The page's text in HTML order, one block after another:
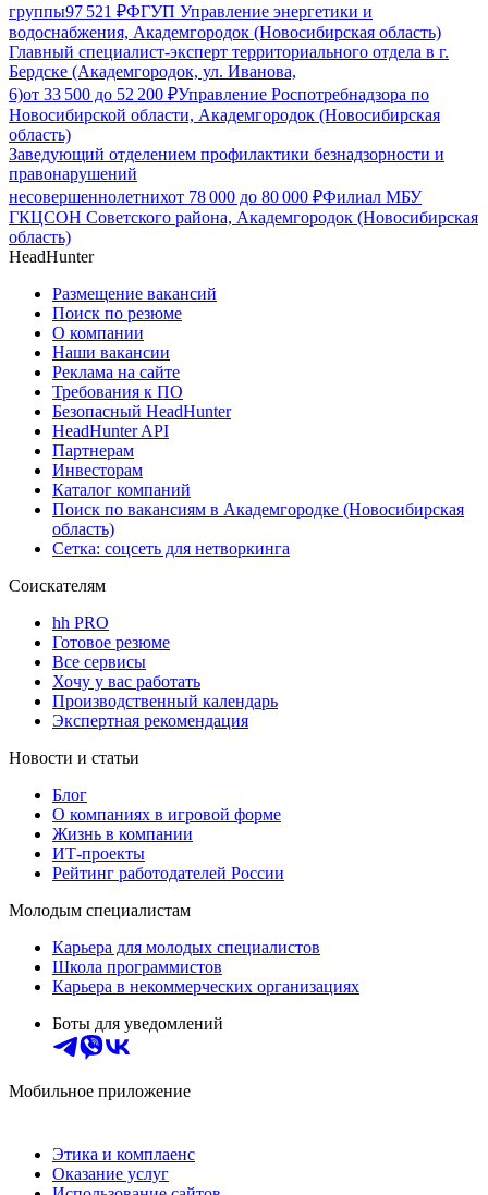
группы97 521 ₽ФГУП Управление энергетики и
водоснабжения, Академгородок (Новосибирская область)
Главный специалист-эксперт территориального отдела в г.
Бердске (Академгородок, ул. Иванова,
6)от 33 500 до 52 200 ₽Управление Роспотребнадзора по
Новосибирской области, Академгородок (Новосибирская
область)
Заведующий отделением профилактики безнадзорности и
правонарушений
несовершеннолетнихот 78 000 до 80 000 ₽Филиал МБУ
ГКЦСОН Советского района, Академгородок (Новосибирская
область)
HeadHunter
Размещение вакансий
Поиск по резюме
О компании
Наши вакансии
Реклама на сайте
Требования к ПО
Безопасный HeadHunter
HeadHunter API
Партнерам
Инвесторам
Каталог компаний
Поиск по вакансиям в Академгородке (Новосибирская
область)
Сетка: соцсеть для нетворкинга
Соискателям
hh PRO
Готовое резюме
Все сервисы
Хочу у вас работать
Производственный календарь
Экспертная рекомендация
Новости и статьи
Блог
О компаниях в игровой форме
Жизнь в компании
ИТ-проекты
Рейтинг работодателей России
Молодым специалистам
Карьера для молодых специалистов
Школа программистов
Карьера в некоммерческих организациях
Боты для уведомлений
Мобильное приложение
Этика и комплаенс
Оказание услуг